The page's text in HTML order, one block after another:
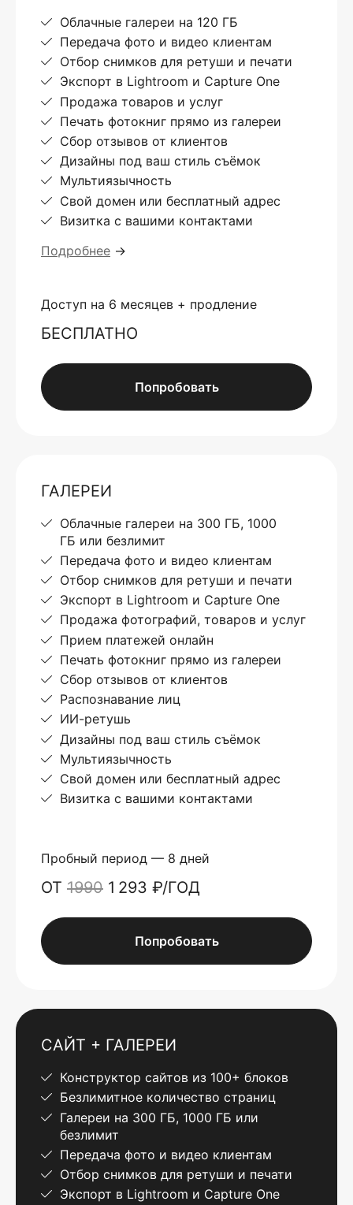
Облачные галереи на 120 ГБ
Передача фото и видео клиентам
Отбор снимков для ретуши и печати
Экспорт в Lightroom и Capture One
Продажа товаров и услуг
Печать фотокниг прямо из галереи
Сбор отзывов от клиентов
Дизайны под ваш стиль съёмок
Мультиязычность
Свой домен или бесплатный адрес
Визитка с вашими контактами
Подробнее →
Доступ на 6 месяцев + продление
БЕСПЛАТНО
Попробовать
ГАЛЕРЕИ
Облачные галереи на 300 ГБ, 1000
ГБ или безлимит
Передача фото и видео клиентам
Отбор снимков для ретуши и печати
Экспорт в Lightroom и Capture One
Продажа фотографий, товаров и услуг
Прием платежей онлайн
Печать фотокниг прямо из галереи
Сбор отзывов от клиентов
Распознавание лиц
ИИ-ретушь
Дизайны под ваш стиль съёмок
Мультиязычность
Свой домен или бесплатный адрес
Визитка с вашими контактами
Пробный период — 8 дней
ОТ 1990 1 293 ₽/ГОД
Попробовать
САЙТ + ГАЛЕРЕИ
Конструктор сайтов из 100+ блоков
Безлимитное количество страниц
Галереи на 300 ГБ, 1000 ГБ или
безлимит
Передача фото и видео клиентам
Отбор снимков для ретуши и печати
Экспорт в Lightroom и Capture One